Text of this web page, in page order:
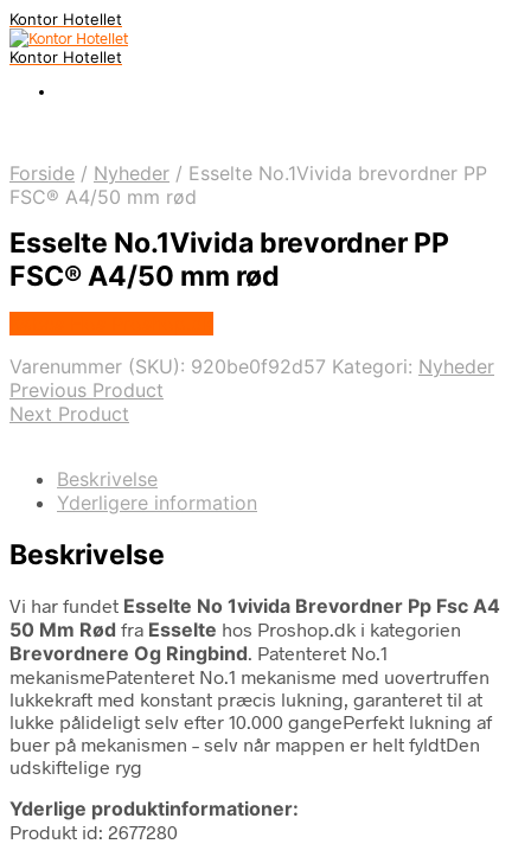
Kontor Hotellet
Kontor Hotellet
Forside / Nyheder / Esselte No.1Vivida brevordner PP
FSC® A4/50 mm rød
Esselte No.1Vivida brevordner PP
FSC® A4/50 mm rød
Varenummer (SKU): 920be0f92d57 Kategori: Nyheder
Previous Product
Next Product
Beskrivelse
Yderligere information
Beskrivelse
Vi har fundet Esselte No 1vivida Brevordner Pp Fsc A4
50 Mm Rød fra Esselte hos Proshop.dk i kategorien
Brevordnere Og Ringbind. Patenteret No.1
mekanismePatenteret No.1 mekanisme med uovertruffen
lukkekraft med konstant præcis lukning, garanteret til at
lukke pålideligt selv efter 10.000 gangePerfekt lukning af
buer på mekanismen – selv når mappen er helt fyldtDen
udskiftelige ryg
Yderlige produktinformationer:
Produkt id: 2677280